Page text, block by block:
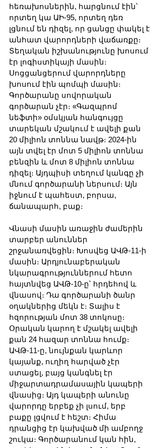
հեռախոսներին, հարցնում էին՝
որտեղ կա ԱԻ-95, որտեղ դեռ
լցնում են դիզել, որ ցանցը փակել է
անհատ վարորդների վաճառքը։
Տեղական իշխանությունը խոսում
էր լոգիստիկայի մասին։
Սոցցանցերում վարորդները
խոսում էին պոմպի մասին։
Գործարանը սովորական
գործարան չէր։ «Գազպրոմ
նեֆտի» օմսկյան հանգույցը
տարեկան մշակում է ավելի քան
20 միլիոն տոննա նավթ։ 2024-ին
այն տվել էր մոտ 5 միլիոն տոննա
բենզին և մոտ 8 միլիոն տոննա
դիզել։ Այդպիսի տեղում կանգը չի
մնում գործարանի ներսում։ Այն
իջնում է պահեստ, բորսա,
ճանապարհ, բաք։
Վնասի մասին առաջին ժամերին
տարբեր անուններ
շրջանառվեցին։ Խոսվեց ԱՎԹ-11-ի
մասին։ Արդյունաբերական
նկարագրություններում հետո
հայտնվեց ԱՎԹ-10-ը՝ հրդեհով և
վնասով։ Դա գործարանի ծանր
օղակներից մեկն է։ Տալիս է
հզորության մոտ 38 տոկոսը։
Օրական կարող է մշակել ավելի
քան 24 հազար տոննա հումք։
ԱՎԹ-11-ը, նույնքան կարևոր
կայանք, ուղիղ հարված չէր
ստացել, բայց կանգնել էր
միջարտադրամասային կապերի
վնասից։ Այդ կապերի անունը
վարորդը երբեք չի լսում, երբ
բաքը լցվում է հեշտ։ Հիմա
դրանցից էր կախված մի ամբողջ
շուկա։ Գործարանում կան հին,